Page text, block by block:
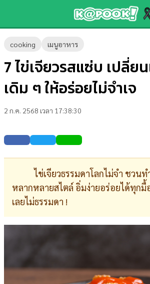
cooking เมนูอาหาร
7 ไข่เจียวรสแซ่บ เปลี่ย
เดิม ๆ ให้อร่อยไม่จำเจ
2 ก.ค. 2568 เวลา 17:38:30
ไข่เจียวธรรมดาโลกไม่จำ ชวนท
หลากหลายสไตล์ อิ่มง่ายอร่อยได้ทุก
เลยไม่ธรรมดา !
ข่าว-
ความ
รู้
บันเทิง
ตรวจ
ผล
บอล
สด
เงิน